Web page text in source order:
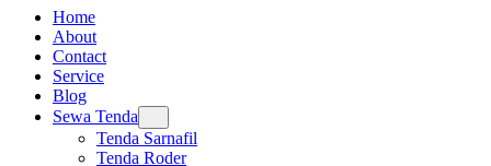
Home
About
Contact
Service
Blog
Sewa Tenda
Tenda Sarnafil
Tenda Roder